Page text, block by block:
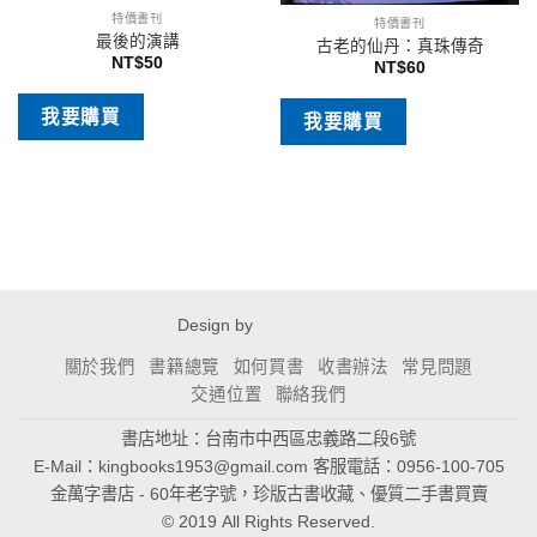
特價書刊
最後的演講
NT$50
我要購買
特價書刊
古老的仙丹：真珠傳奇
NT$60
我要購買
Design by
關於我們 書籍總覽 如何買書 收書辦法
常見問題
交通位置
聯絡我們
書店地址：台南市中西區忠義路二段6號
E-Mail： kingbooks1953@gmail.com 客服電話：0956-100-705
金萬字書店 - 60年老字號，珍版古書收藏、優質二手書買賣
© 2019 All Rights Reserved.